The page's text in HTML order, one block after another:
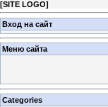
[SITE LOGO]
Вход на сайт
Меню сайта
Categories